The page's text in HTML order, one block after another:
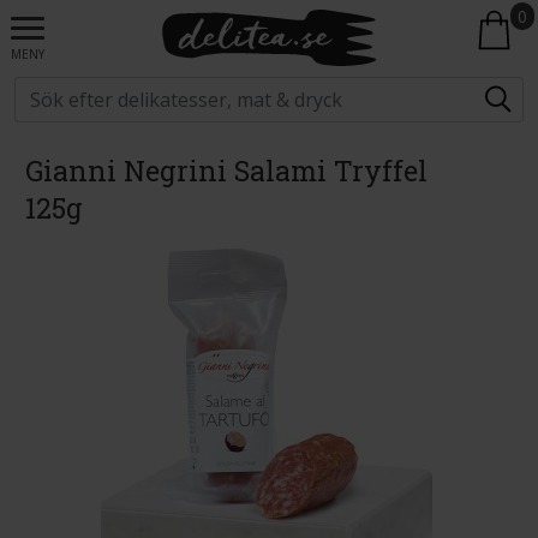
MENY
0
Gianni Negrini Salami Tryffel
125g